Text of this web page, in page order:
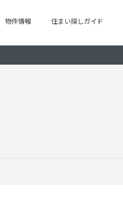
物件情報 住まい探しガイド